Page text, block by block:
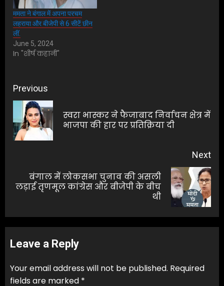
ममता ने बंगाल में अपना परचम
लहराया और बीजेपी से 6 सीटें छीन
लीं.
June 5, 2024
In "शीर्ष कहानी"
Post
navigation
Previous
स्वरा भास्कर ने फैजाबाद निर्वाचन क्षेत्र में
भाजपा की हार पर प्रतिक्रिया दी
Next
Next
बंगाल में लोकसभा चुनाव की असली
लड़ाई तृणमूल कांग्रेस और बीजेपी के बीच
थी
Leave a Reply
Your email address will not be published. Required
fields are marked *